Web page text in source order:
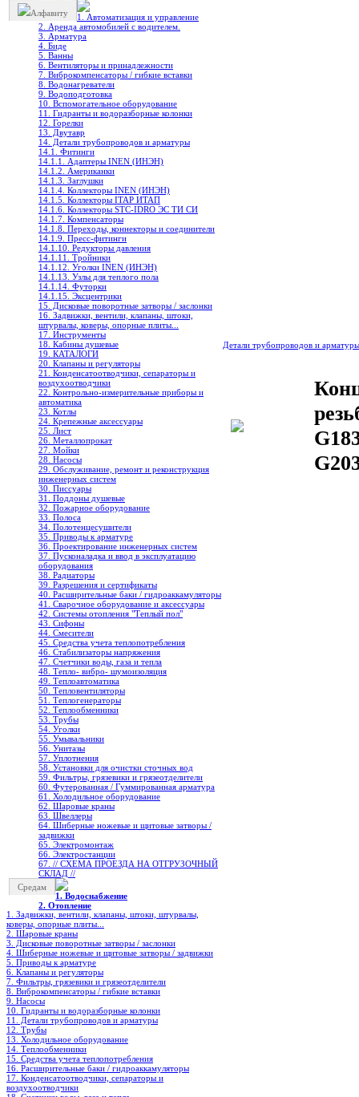
Алфавиту
1. Автоматизация и управление
2. Аренда автомобилей с водителем.
3. Арматура
4. Биде
5. Ванны
6. Вентиляторы и принадлежности
7. Виброкомпенсаторы / гибкие вставки
8. Водонагреватели
9. Водоподготовка
10. Вспомогательное оборудование
11. Гидранты и водоразборные колонки
12. Горелки
13. Двутавр
14. Детали трубопроводов и арматуры
14.1. Фитинги
14.1.1. Адаптеры INEN (ИНЭН)
14.1.2. Американки
14.1.3. Заглушки
14.1.4. Коллекторы INEN (ИНЭН)
14.1.5. Коллекторы ITAP ИТАП
14.1.6. Коллекторы STC-IDRO ЭС ТИ СИ
14.1.7. Компенсаторы
14.1.8. Переходы, коннекторы и соединители
14.1.9. Пресс-фитинги
14.1.10. Редукторы давления
14.1.11. Тройники
14.1.12. Уголки INEN (ИНЭН)
14.1.13. Узлы для теплого пола
14.1.14. Футорки
14.1.15. Эксцентрики
15. Дисковые поворотные затворы / заслонки
16. Задвижки, вентили, клапаны, штоки,
штурвалы, коверы, опорные плиты...
17. Инструменты
18. Кабины душевые
19. КАТАЛОГИ
20. Клапаны и регуляторы
21. Конденсатоотводчики, сепараторы и
воздухоотводчики
22. Контрольно-измерительные приборы и
автоматика
23. Котлы
24. Крепежные аксессуары
25. Лист
26. Металлопрокат
27. Мойки
28. Насосы
29. Обслуживание, ремонт и реконструкция
инженерных систем
30. Писсуары
31. Поддоны душевые
32. Пожарное оборудование
33. Полоса
34. Полотенцесушители
35. Приводы к арматуре
36. Проектирование инженерных систем
37. Пусконаладка и ввод в эксплуатацию
оборудования
38. Радиаторы
39. Разрешения и сертификаты
40. Расширительные баки / гидроаккамуляторы
41. Сварочное оборудование и аксессуары
42. Системы отопления "Теплый пол"
43. Сифоны
44. Смесители
45. Средства учета теплопотребления
46. Стабилизаторы напряжения
47. Счетчики воды, газа и тепла
48. Тепло- вибро- шумоизоляция
49. Теплоавтоматика
50. Тепловентиляторы
51. Теплогенераторы
52. Теплообменники
53. Трубы
54. Уголки
55. Умывальники
56. Унитазы
57. Уплотнения
58. Установки для очистки сточных вод
59. Фильтры, грязевики и грязеотделители
60. Футерованная / Гуммированная арматура
61. Холодильное oборудование
62. Шаровые краны
63. Швеллеры
64. Шиберные ножевые и щитовые затворы /
задвижки
65. Электромонтаж
66. Электростанции
67. // СХЕМА ПРОЕЗДА НА ОТГРУЗОЧНЫЙ
СКЛАД //
Средам
1. Водоснабжение
2. Отопление
1. Задвижки, вентили, клапаны, штоки, штурвалы,
коверы, опорные плиты...
2. Шаровые краны
3. Дисковые поворотные затворы / заслонки
4. Шиберные ножевые и щитовые затворы / задвижки
5. Приводы к арматуре
6. Клапаны и регуляторы
7. Фильтры, грязевики и грязеотделители
8. Виброкомпенсаторы / гибкие вставки
9. Насосы
10. Гидранты и водоразборные колонки
11. Детали трубопроводов и арматуры
12. Трубы
13. Холодильное oборудование
14. Теплообменники
15. Средства учета теплопотребления
16. Расширительные баки / гидроаккамуляторы
17. Конденсатоотводчики, сепараторы и
воздухоотводчики
Детали трубопроводов и